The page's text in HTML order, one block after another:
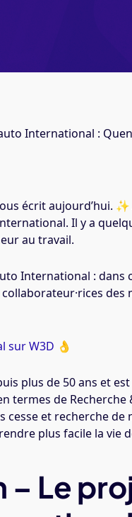
International :
écrit aujourd’hui.
Il y a
au travail.
International : dans
sur W3D 👌
plus de 50 ans et
termes de
cesse et recherche
plus facile la vie
– Le